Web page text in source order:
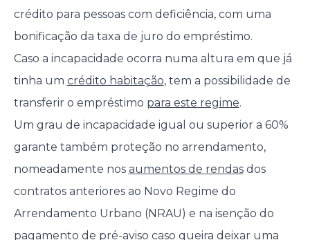
crédito para pessoas com deficiência, com uma
bonificação da taxa de juro do empréstimo.
Caso a incapacidade ocorra numa altura em que já
tinha um crédito habitação, tem a possibilidade de
transferir o empréstimo para este regime.
Um grau de incapacidade igual ou superior a 60%
garante também proteção no arrendamento,
nomeadamente nos aumentos de rendasdos
contratos anteriores ao Novo Regime do
Arrendamento Urbano (NRAU) e na isenção do
pagamento de pré-aviso caso queira deixar uma